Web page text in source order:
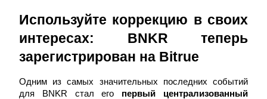
Используйте коррекцию в своих
интересах: BNKR теперь
зарегистрирован на Bitrue
Одним из самых значительных последних событий
для BNKR стал его первый централизованный